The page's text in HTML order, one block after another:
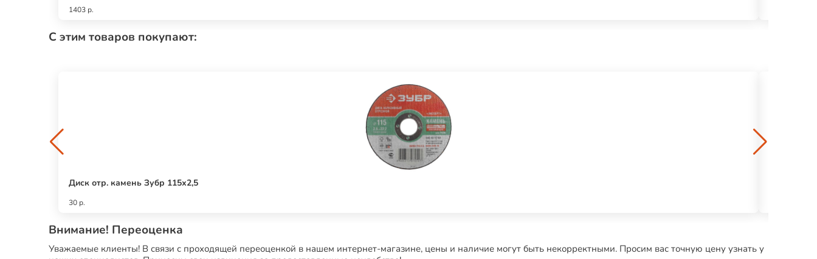
1403 р.
С этим товаров покупают:
Диск отр. камень Зубр 115х2,5
30 р.
Внимание! Переоценка
Уважаемые клиенты! В связи с проходящей переоценкой в нашем интернет-магазине, цены и наличие могут быть некорректными. Просим вас точную цену узнать у